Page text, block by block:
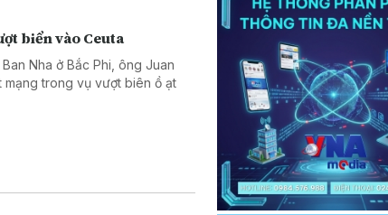
biển vào Ceuta
Nha ở Bắc Phi, ông Juan
trong vụ vượt biên ồ ạt